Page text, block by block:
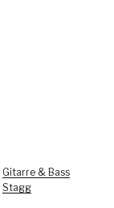
Gitarre & Bass
Stagg